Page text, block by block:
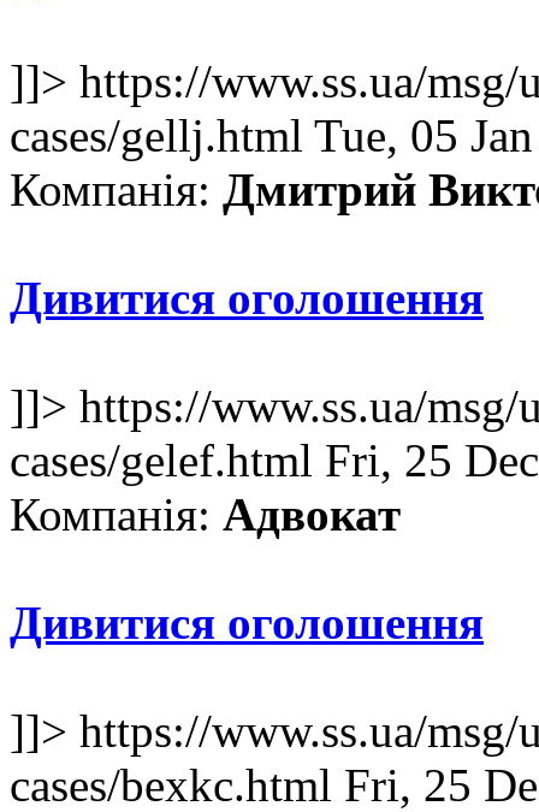
]]> https://www.ss.ua/
cases/gellj.html Tue, 05
Компанія: Дмитрий
Дивитися оголошення
]]> https://www.ss.ua/
cases/gelef.html Fri, 25
Компанія: Адвокат
Дивитися оголошення
]]> https://www.ss.ua/
cases/bexkc.html Fri, 25